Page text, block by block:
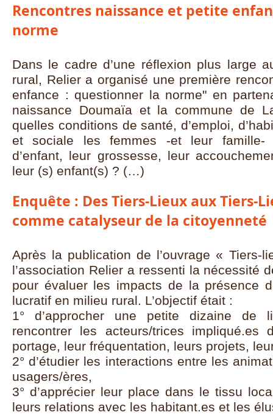
Rencontres naissance et petite
norme
Dans le cadre d’une réflexion plus large
rural, Relier a organisé une première
enfance : questionner la norme" en
naissance Doumaïa et la commune de
quelles conditions de santé, d’emploi,
et sociale les femmes -et leur famille-
d’enfant, leur grossesse, leur
leur (s) enfant(s) ? (…)
Enquête : Des Tiers-Lieux aux Tiers-
comme catalyseur de la citoyenneté
Après la publication de l’ouvrage « Tiers-
l’association Relier a ressenti la nécessité
pour évaluer les impacts de la présence
lucratif en milieu rural. L’objectif était :
1° d’approcher une petite dizaine de
rencontrer les acteurs/trices impliqué.es
portage, leur fréquentation, leurs projets,
2° d’étudier les interactions entre les
usagers/ères,
3° d’apprécier leur place dans le tissu
leurs relations avec les habitant.es et les